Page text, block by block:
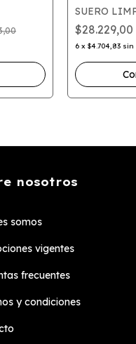
SUERO
$28.229,00
6 x $4.704,83 sin
nosotros
somos
vigentes
frecuentes
y condiciones